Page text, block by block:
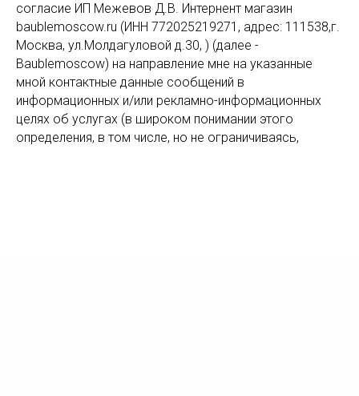
согласие ИП Межевов Д.В. Интернент магазин
baublemoscow.ru (ИНН 772025219271, адрес: 111538,г.
Москва, ул.Молдагуловой д.30, ) (далее -
Baublemoscow) на направление мне на указанные
мной контактные данные сообщений в
информационных и/или рекламно-информационных
целях об услугах (в широком понимании этого
определения, в том числе, но не ограничиваясь,